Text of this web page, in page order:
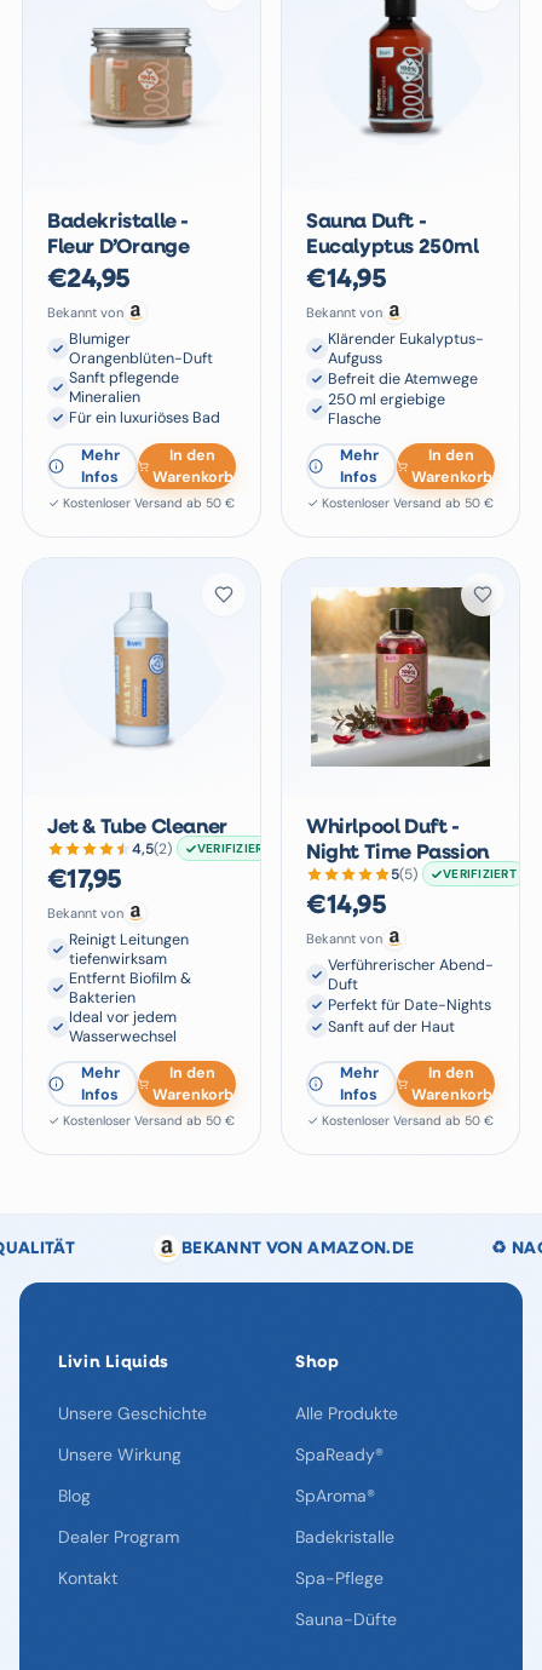
Badekristalle -
Fleur D’Orange
€24,95
Bekannt von
Blumiger
Orangenblüten-Duft
Sanft pflegende
Mineralien
Für ein luxuriöses Bad
Mehr
Infos
In den
Warenkorb
✓ Kostenloser Versand ab 50 €
Sauna Duft -
Eucalyptus 250ml
€14,95
Bekannt von
Klärender Eukalyptus-
Aufguss
Befreit die Atemwege
250 ml ergiebige
Flasche
Mehr
Infos
In den
Warenkorb
✓ Kostenloser Versand ab 50 €
Jet & Tube Cleaner
4,5(2) VERIFIZIERT
€17,95
Bekannt von
Reinigt Leitungen
tiefenwirksam
Entfernt Biofilm &
Bakterien
Ideal vor jedem
Wasserwechsel
Mehr
Infos
In den
Warenkorb
✓ Kostenloser Versand ab 50 €
Whirlpool Duft -
Night Time Passion
5(5) VERIFIZIERT
€14,95
Bekannt von
Verführerischer Abend-
Duft
Perfekt für Date-Nights
Sanft auf der Haut
Mehr
Infos
In den
Warenkorb
✓ Kostenloser Versand ab 50 €
VON AMAZON.DE ♻️ NACHHALTIG VERPACKT
Livin Liquids
Unsere Geschichte
Unsere Wirkung
Blog
Dealer Program
Kontakt
Shop
Alle Produkte
SpaReady®
SpAroma®
Badekristalle
Spa-Pflege
Sauna-Düfte